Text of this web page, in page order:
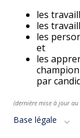
les
les
les
et
les
par
(dernière mise à jour
Base légale